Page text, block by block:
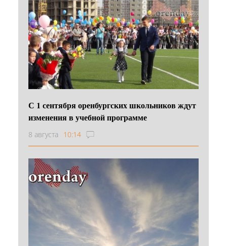
С 1 сентября оренбургских школьников ждут
изменения в учебной программе
8 августа 10:14